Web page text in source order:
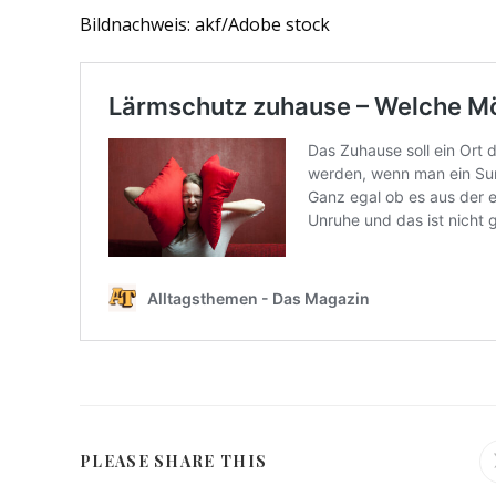
Bildnachweis: akf/Adobe stock
PLEASE SHARE THIS